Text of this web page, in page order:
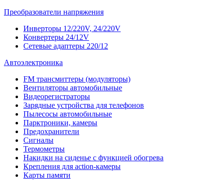
Преобразователи напряжения
Инверторы 12/220V, 24/220V
Конвертеры 24/12V
Сетевые адаптеры 220/12
Автоэлектроника
FM трансмиттеры (модуляторы)
Вентиляторы автомобильные
Видеорегистраторы
Зарядные устройства для телефонов
Пылесосы автомобильные
Парктроники, камеры
Предохранители
Сигналы
Термометры
Накидки на сиденье с функцией обогрева
Крепления для action-камеры
Карты памяти